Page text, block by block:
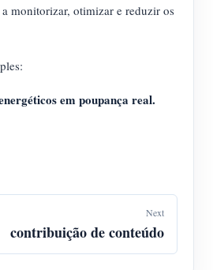
monitorizar, otimizar e reduzir os
em poupança real.
Next
contribuição de conteúdo